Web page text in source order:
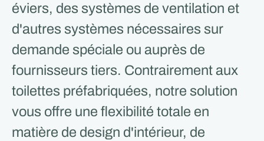
éviers, des systèmes de ventilation et
d'autres systèmes nécessaires sur
demande spéciale ou auprès de
fournisseurs tiers. Contrairement aux
toilettes préfabriquées, notre solution
vous offre une flexibilité totale en
matière de design d'intérieur, de